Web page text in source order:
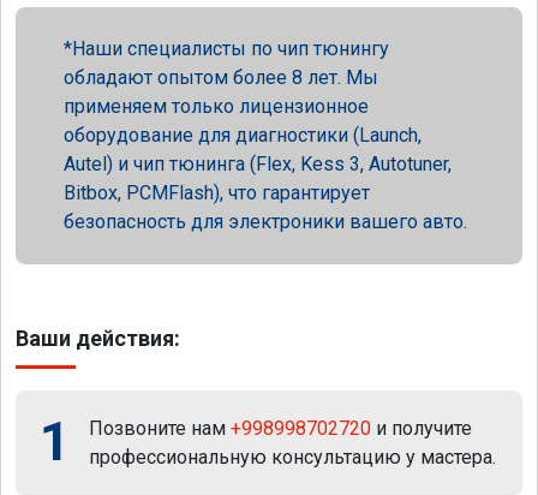
Наши специалисты по чип тюнингу
обладают опытом более 8 лет. Мы
применяем только лицензионное
оборудование для диагностики (Launch,
Autel) и чип тюнинга (Flex, Kess 3, Autotuner,
Bitbox, PCMFlash), что гарантирует
безопасность для электроники вашего авто.
Ваши действия:
1 Позвоните нам +998998702720 и получите
профессиональную консультацию у мастера.